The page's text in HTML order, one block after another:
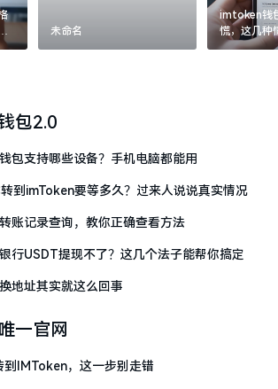
未命名
imtoken钱
慌，这几种
包2.0
包支持哪些设备？手机电脑都能用
到imToken要等多久？过来人说说真实情况
账记录查询，教你正确查看方法
行USDT提现不了？这几个法子能帮你搞定
地址其实就这么回事
一官网
到IMToken，这一步别走错